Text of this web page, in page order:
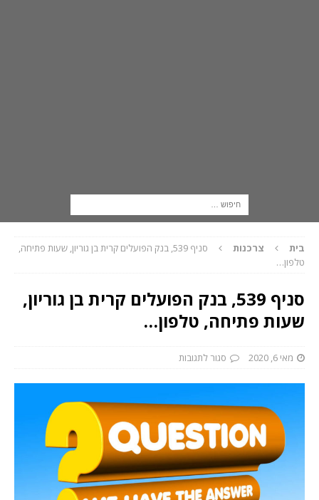
בית צרכנות
סניף 539, בנק הפועלים קרית בן גוריון, שעות פתיחה,
טלפון…
סניף 539, בנק הפועלים קרית בן גוריון,
שעות פתיחה, טלפון…
מאי 6, 2020 סגור לתגובות